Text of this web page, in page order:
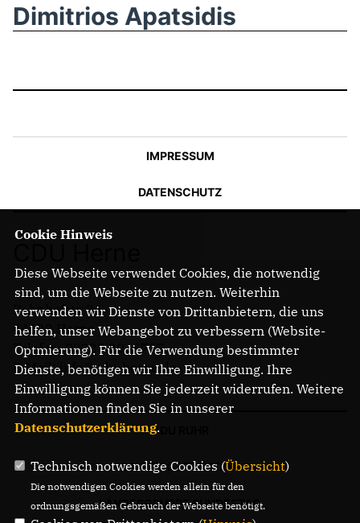
Dimitrios Apatsidis
IMPRESSUM
DATENSCHUTZ
Bahnhofstr. 84
44623 Herne
Telefon: 02323 2043737
E-Mail: info@cdu-herne.de
CDU RUHR
LANDTAGSFRAKTION
LANDESGRUPPE BUNDESTAG
Cookie Hinweis
Diese Webseite verwendet Cookies, die notwendig
sind, um die Webseite zu nutzen. Weiterhin
verwenden wir Dienste von Drittanbietern, die uns
helfen, unser Webangebot zu verbessern (Website-
Optmierung). Für die Verwendung bestimmter
Dienste, benötigen wir Ihre Einwilligung. Ihre
Einwilligung können Sie jederzeit widerrufen. Weitere
Informationen finden Sie in unserer
Datenschutzerklärung.
Technisch notwendige Cookies (Übersicht)
Die notwendigen Cookies werden allein für den
ordnungsgemäßen Gebrauch der Webseite benötigt.